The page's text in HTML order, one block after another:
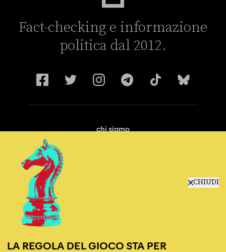
CHIUDI
LA REGOLA DEL GIOCO STA PER
Fact-checking e informazione
politica dal 2012.
chi siamo